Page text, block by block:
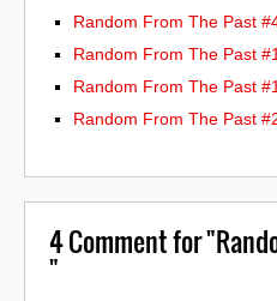
Random From The Past
Random From The Past
Random From The Past #1
Random From The Past
4Comment for
"